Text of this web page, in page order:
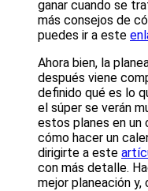
ganar cuando se
más consejos de
puedes ir a este
Ahora bien, la
después viene
definido qué es lo
el súper se verán
estos planes en un
cómo hacer un
dirigirte a este
con más detalle.
mejor planeación y,